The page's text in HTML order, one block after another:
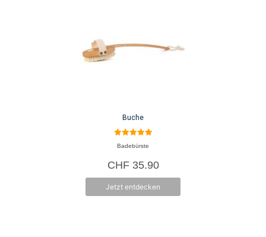
Buche
5.00
von 5
Badebürste
CHF35.90
Jetzt entdecken